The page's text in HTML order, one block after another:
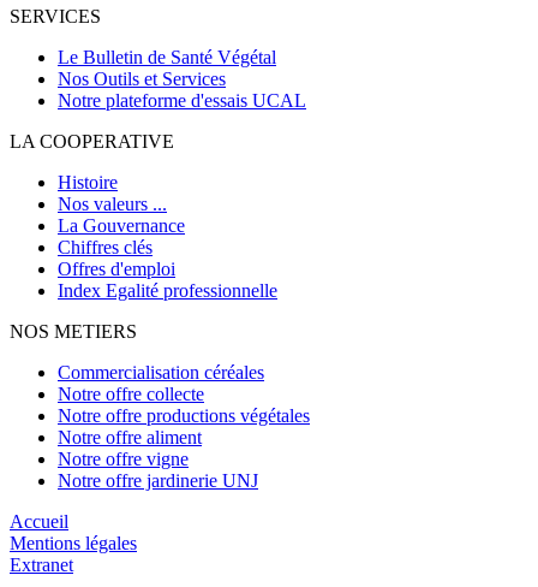
SERVICES
Le Bulletin de Santé Végétal
Nos Outils et Services
Notre plateforme d'essais UCAL
LA COOPERATIVE
Histoire
Nos valeurs ...
La Gouvernance
Chiffres clés
Offres d'emploi
Index Egalité professionnelle
NOS METIERS
Commercialisation céréales
Notre offre collecte
Notre offre productions végétales
Notre offre aliment
Notre offre vigne
Notre offre jardinerie UNJ
Accueil
Mentions légales
Extranet